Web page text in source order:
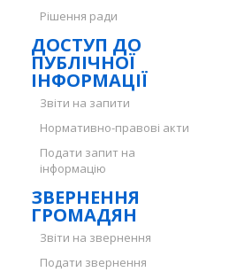
Рішення ради
ДОСТУП ДО
ПУБЛІЧНОЇ
ІНФОРМАЦІЇ
Звіти на запити
Нормативно-правові акти
Подати запит на
інформацію
ЗВЕРНЕННЯ
ГРОМАДЯН
Звіти на звернення
Подати звернення